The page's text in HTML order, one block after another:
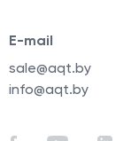
E-mail
sale@aqt.by
info@aqt.by